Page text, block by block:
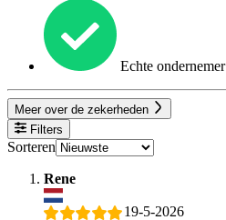
Echte ondernemer
Meer over de zekerheden
Filters
Sorteren
Rene
19-5-2026